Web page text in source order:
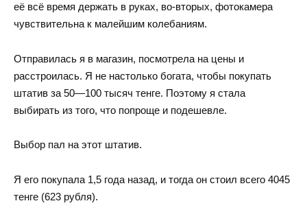
её всё время держать в руках, во-вторых, фотокамера
чувствительна к малейшим колебаниям.
Отправилась я в магазин, посмотрела на цены и
расстроилась. Я не настолько богата, чтобы покупать
штатив за 50—100 тысяч тенге. Поэтому я стала
выбирать из того, что попроще и подешевле.
Выбор пал на этот штатив.
Я его покупала 1,5 года назад, и тогда он стоил всего 4045
тенге (623 рубля).